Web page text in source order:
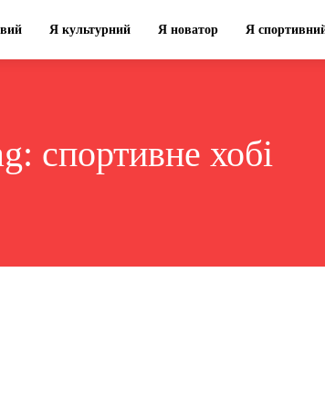
Я культурний Я новатор Я
спортивне хобі